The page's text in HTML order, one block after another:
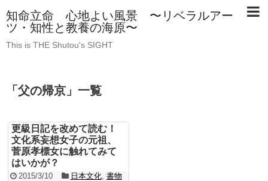
知命立命 心地よい風景 〜リベラルアー
ツ・知性と教養の海原〜
This is THE Shutou's SIGHT
「 父の帰京 」 一覧
更級日記を改めて読む！
文化系妄想女子の元祖、
菅原孝標女に触れてみて
はいかが？
2015/3/10 日本文化, 書物